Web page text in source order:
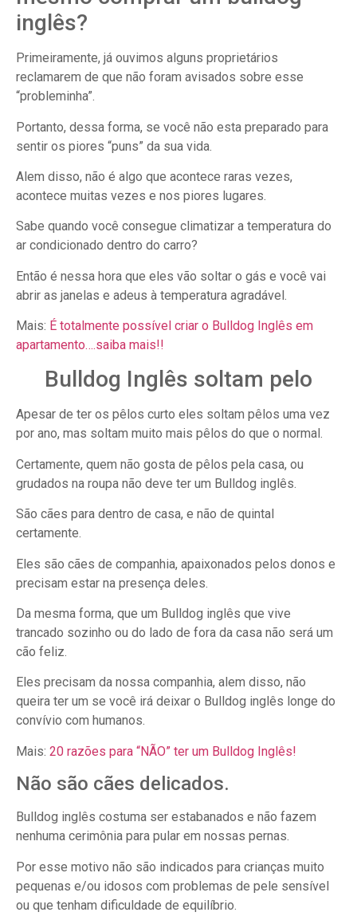
inglês?
Primeiramente, já ouvimos alguns proprietários
reclamarem de que não foram avisados sobre esse
“probleminha”.
Portanto, dessa forma, se você não esta preparado para
sentir os piores “puns” da sua vida.
Alem disso, não é algo que acontece raras vezes,
acontece muitas vezes e nos piores lugares.
Sabe quando você consegue climatizar a temperatura do
ar condicionado dentro do carro?
Então é nessa hora que eles vão soltar o gás e você vai
abrir as janelas e adeus à temperatura agradável.
Mais: É totalmente possível criar o Bulldog Inglês em
apartamento….saiba mais!!
Bulldog Inglês soltam pelo
Apesar de ter os pêlos curto eles soltam pêlos uma vez
por ano, mas soltam muito mais pêlos do que o normal.
Certamente, quem não gosta de pêlos pela casa, ou
grudados na roupa não deve ter um Bulldog inglês.
São cães para dentro de casa, e não de quintal
certamente.
Eles são cães de companhia, apaixonados pelos donos e
precisam estar na presença deles.
Da mesma forma, que um Bulldog inglês que vive
trancado sozinho ou do lado de fora da casa não será um
cão feliz.
Eles precisam da nossa companhia, alem disso, não
queira ter um se você irá deixar o Bulldog inglês longe do
convívio com humanos.
Mais: 20 razões para “NÃO” ter um Bulldog Inglês!
Não são cães delicados.
Bulldog inglês costuma ser estabanados e não fazem
nenhuma cerimônia para pular em nossas pernas.
Por esse motivo não são indicados para crianças muito
pequenas e/ou idosos com problemas de pele sensível
ou que tenham dificuldade de equilíbrio.